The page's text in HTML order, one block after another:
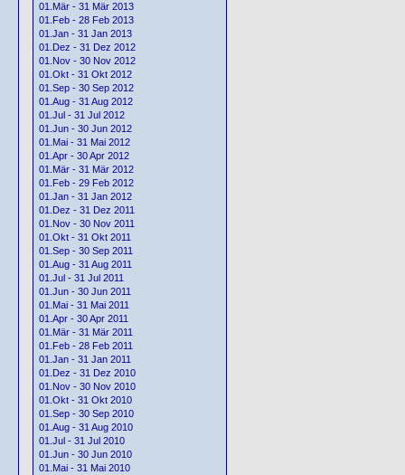
01.Mär - 31 Mär 2013
01.Feb - 28 Feb 2013
01.Jan - 31 Jan 2013
01.Dez - 31 Dez 2012
01.Nov - 30 Nov 2012
01.Okt - 31 Okt 2012
01.Sep - 30 Sep 2012
01.Aug - 31 Aug 2012
01.Jul - 31 Jul 2012
01.Jun - 30 Jun 2012
01.Mai - 31 Mai 2012
01.Apr - 30 Apr 2012
01.Mär - 31 Mär 2012
01.Feb - 29 Feb 2012
01.Jan - 31 Jan 2012
01.Dez - 31 Dez 2011
01.Nov - 30 Nov 2011
01.Okt - 31 Okt 2011
01.Sep - 30 Sep 2011
01.Aug - 31 Aug 2011
01.Jul - 31 Jul 2011
01.Jun - 30 Jun 2011
01.Mai - 31 Mai 2011
01.Apr - 30 Apr 2011
01.Mär - 31 Mär 2011
01.Feb - 28 Feb 2011
01.Jan - 31 Jan 2011
01.Dez - 31 Dez 2010
01.Nov - 30 Nov 2010
01.Okt - 31 Okt 2010
01.Sep - 30 Sep 2010
01.Aug - 31 Aug 2010
01.Jul - 31 Jul 2010
01.Jun - 30 Jun 2010
01.Mai - 31 Mai 2010